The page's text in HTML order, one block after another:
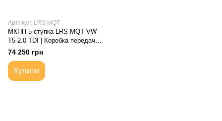
Артикул: LRS MQT
МКПП 5-ступка LRS MQT VW
T5 2.0 TDI | Коробка передач
механічна
74 250 грн
Купити